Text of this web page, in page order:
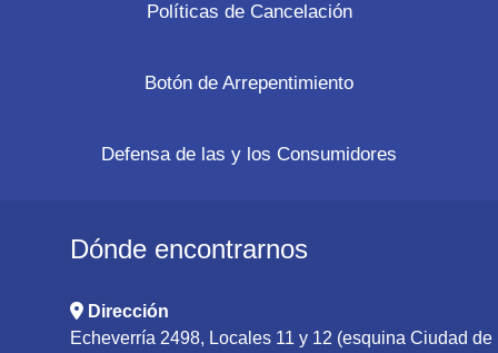
Políticas de Cancelación
Botón de Arrepentimiento
Defensa de las y los Consumidores
Dónde encontrarnos
Dirección
Echeverría 2498, Locales 11 y 12 (esquina Ciudad de